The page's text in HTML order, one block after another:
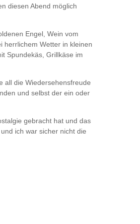
diesen Abend möglich
Engel, Wein vom
herrlichem Wetter in kleinen
Spundekäs, Grillkäse im
all die Wiedersehensfreude
und selbst der ein oder
gebracht hat und das
ich war sicher nicht die